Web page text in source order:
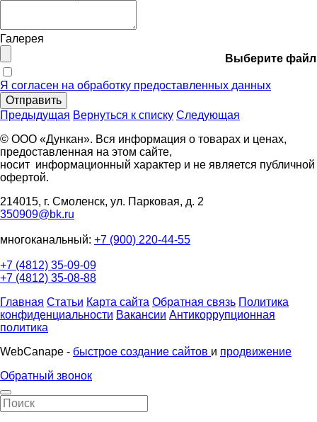
Галерея
Выберите файл
Я согласен на обработку предоставленных данных
Отправить
Предыдущая Вернуться к списку Следующая
© ООО «Дункан». Вся информация о товарах и ценах,
предоставленная на этом сайте,
носит информационный характер и не является публичной
офертой.
214015, г. Смоленск, ул. Парковая, д. 2
350909@bk.ru
многоканальный: +7 (900) 220-44-55
+7 (4812) 35-09-09
+7 (4812) 35-08-88
Главная Статьи Карта сайта Обратная связь Политика
конфиденциальности Вакансии Антикоррупционная
политика
WebCanape - быстрое создание сайтов и продвижение
Обратный звонок